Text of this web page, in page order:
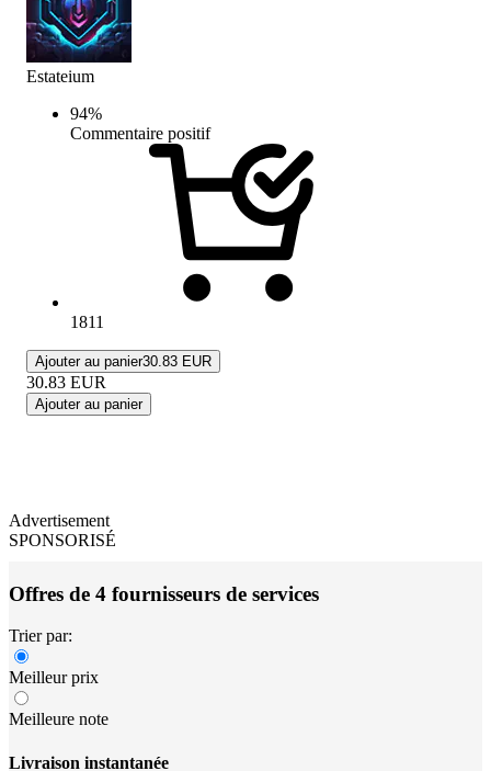
Estateium
94%
Commentaire positif
1811
Ajouter au panier30.83 EUR
30.83 EUR
Ajouter au panier
Advertisement
SPONSORISÉ
Offres de 4 fournisseurs de services
Trier par:
Meilleur prix
Meilleure note
Livraison instantanée